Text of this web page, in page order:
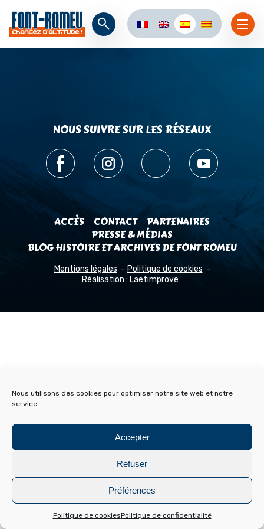
Nous utilisons des cookies pour optimiser notre site web et notre
service.
Accepter
Refuser
Préférences
Politique de cookiesPolitique de confidentialité
NOUS SUIVRE SUR LES RÉSEAUX
ACCÈS CONTACT
PARTENAIRES
PRESSE & MÉDIAS
BLOG HISTOIRE ET ARCHIVES DE FONT ROMEU
Mentions légales
Politique de cookies
Réalisation : Laetimprove